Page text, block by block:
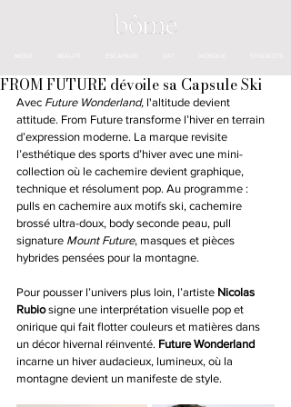
FROM FUTURE dévoile sa Capsule Ski
Avec Future Wonderland, l'altitude devient
attitude. From Future transforme l’hiver en terrain
d’expression moderne. La marque revisite
l’esthétique des sports d’hiver avec une mini-
collection où le cachemire devient graphique,
technique et résolument pop. Au programme :
pulls en cachemire aux motifs ski, cachemire
brossé ultra-doux, body seconde peau, pull
signature Mount Future, masques et pièces
hybrides pensées pour la montagne.
Pour pousser l’univers plus loin, l’artiste Nicolas
Rubio signe une interprétation visuelle pop et
onirique qui fait flotter couleurs et matières dans
un décor hivernal réinventé. Future Wonderland
incarne un hiver audacieux, lumineux, où la
montagne devient un manifeste de style.